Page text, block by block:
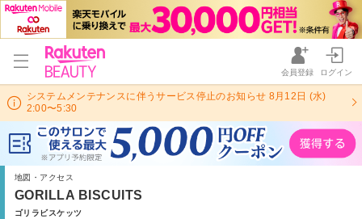
会員登録 ログイン
システムメンテナンスに伴うサービス停止のお知らせ 8月12日 (水)
2:00〜5:30
地図・アクセス
GORILLA BISCUITS
ゴリラビスケッツ